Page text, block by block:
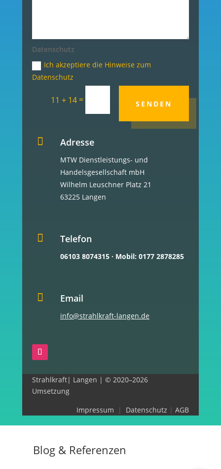
Datenschutz
Ich akzeptiere die Hinweise zum
Datenschutz
11 + 14 = SENDEN
 Adresse
MTW Dienstleistungs- und
Handelsgesellschaft mbH
Wilhelm Leuschner Platz 21
63225 Langen
 Telefon
06103 8074315· Mobil: 0177 2878285
 Email
info@strahlkraft-langen.de
Strahlkraft| Langen | © 2020–2026
Umsetzung
Impressum
| Datenschutz |AGB
Blog & Referenzen